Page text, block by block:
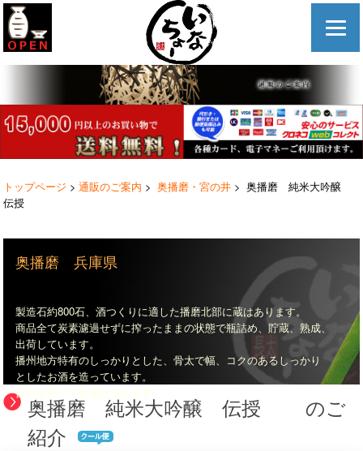
トップページ > 通販のご案内 > 奥播磨・宮の井 > 奥播磨 純米大吟醸
伝授
奥播磨 兵庫県
製造石約800石、酒つくりに適した播磨北部に蔵はあります。
商品全て炭素濾過せずに搾ったままの状態で瓶詰め、貯蔵、熟成、
出荷しています。
播州地方特有のしっかりとした、骨太で幅、コクのあるしっかり
としたお酒を造っています。
自信を持ってお届けできます。
奥播磨 純米大吟醸 伝授 のご
紹介